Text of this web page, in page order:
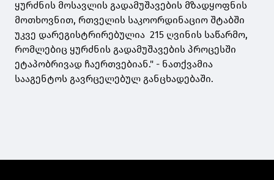
ყურძნის მოსავლის გადამუშავების მზადყოფნის
მოთხოვნით, რთველის საკოორდინაციო შტაბში
უკვე დარეგისტრირებულია 215 ღვინის საწარმო,
რომლებიც ყურძნის გადამუშავების პროცესში
ეტაპობრივად ჩაერთვებიან." - ნათქვამია
სააგენტოს გავრცელებულ განცხადებაში.